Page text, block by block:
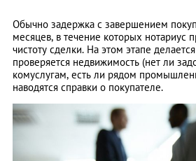
Обычно задержка с завершением
месяцев, в течение которых нотариус
чистоту сделки. На этом этапе
проверяется недвижимость (нет ли
комуслугам, есть ли рядом
наводятся справки о покупателе.